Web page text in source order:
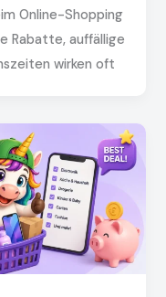
Online-Shopping
Rabatte, auffällige
wirken oft